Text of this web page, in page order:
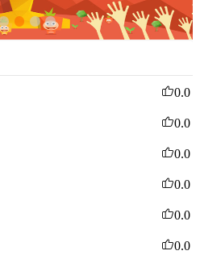
0.0
0.0
0.0
0.0
0.0
0.0